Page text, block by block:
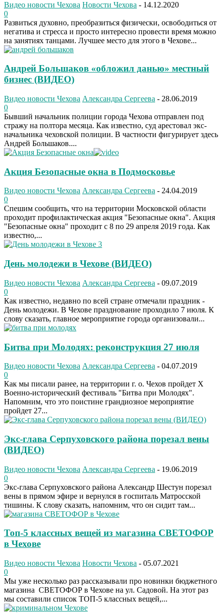
Видео новости Чехова Новости Чехова - 14.12.2020
0
Развиться духовно, преобразиться физически, освободиться от
негатива и стресса и просто интересно провести время можно
на занятиях танцами. Лучшее место для этого в Чехове...
Андрей Большаков «обложил данью» местный
бизнес (ВИДЕО)
Видео новости Чехова Александра Сергеева - 28.06.2019
0
Бывший начальник полиции города Чехова отправлен под
стражу на полтора месяца. Как известно, суд арестовал экс-
начальника чеховской полиции. В частности фигурирует здесь
Андрей Большаков....
Акция Безопасные окна в Подмосковье
Видео новости Чехова Александра Сергеева - 24.04.2019
0
Спешим сообщить, что на территории Московской области
проходит профилактическая акция "Безопасные окна". Акция
"Безопасные окна" проходит с 8 по 29 апреля 2019 года. Как
известно,...
День молодежи в Чехове (ВИДЕО)
Видео новости Чехова Александра Сергеева - 09.07.2019
0
Как известно, недавно по всей стране отмечали праздник -
День молодежи. В Чехове празднование проходило 7 июля. К
слову сказать, главное мероприятие города организовали...
Битва при Молодях: реконструкция 27 июля
Видео новости Чехова Александра Сергеева - 04.07.2019
0
Как мы писали ранее, на территории г. о. Чехов пройдет X
Военно-исторический фестиваль "Битва при Молодях".
Напомним, что это поистине грандиозное мероприятие
пройдет 27...
Экс-глава Серпуховского района порезал вены
(ВИДЕО)
Видео новости Чехова Александра Сергеева - 19.06.2019
0
Экс-глава Серпуховского района Александр Шестун порезал
вены в прямом эфире и вернулся в госпиталь Матросской
тишины. К слову сказать, напомним, что он сидит там...
Топ-5 классных вещей из магазина СВЕТОФОР
в Чехове
Видео новости Чехова Новости Чехова - 05.07.2021
0
Мы уже несколько раз рассказывали про новинки бюджетного
магазина СВЕТОФОР в Чехове на ул. Садовой. На этот раз
мы составили список ТОП-5 классных вещей,...